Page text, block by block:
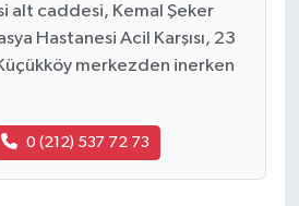
alt caddesi, Kemal Şeker
Hastanesi Acil Karşısı, 23
Küçükköy merkezden inerken
0 (212) 537 72 73